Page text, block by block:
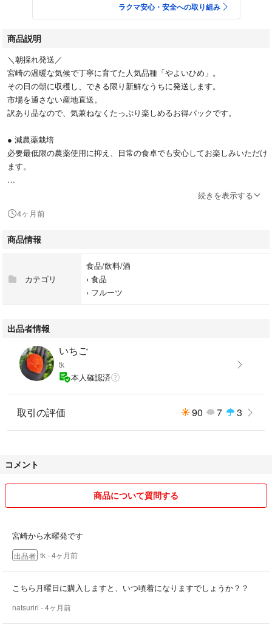
ラクマ安心・安全への取り組み
商品説明
＼朝採れ発送／
宮崎の温暖な気候で丁寧に育てた人気品種「やよいひめ」。
その日の朝に収穫し、できる限り新鮮なうちに発送します。
市場を通さない産地直送。
訳あり品なので、気兼ねなくたっぷり楽しめるお得パックです。
● 減農薬栽培
必要最低限の農薬使用に抑え、日常の食卓でも安心してお楽しみいただけ
ます。
みずみずしさと香りをそのままお届けします。
● 訳ありだからこそのお得感
サイズ不揃い・軽微なキズ等を含みます。
訳あり品なのでたっぷり約2kg(箱込)
そのままはもちろん、スイーツ作りやジャムにもおすすめです。
容量（〇kgなど）のご希望がある場合は、
在庫状況に応じて可能な範囲で対応いたします。
【発送について】
ヤマトクール便
※いちごは非常にデリケートな果物です。
丁寧に梱包いたしますが、輸送中に擦れ・潰れが生じます。
【ご注意事項（必ずご確認ください）】
・生鮮食品の特性上、お届け時の状態には個体差があります
・九州から到着まで2日以上かかる地域
（沖縄・北陸・信越・関東・東北・北海道・離島・他）は
上記をご理解いただける方のみ、ご購入をお願いいたします。
続きを表示する
4ヶ月前
商品情報
カテゴリ
食品/飲料/酒
› 食品
› フルーツ
出品者情報
いちご
tk
本人確認済
取引の評価 90 7 3
コメント
商品について質問する
宮崎から水曜発です
出品者 tk- 4ヶ月前
こちら月曜日に購入しますと、いつ頃着になりますでしょうか？？
natsuriri - 4ヶ月前